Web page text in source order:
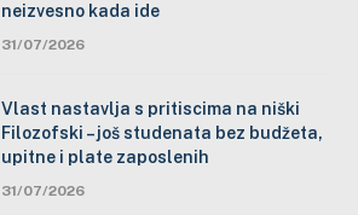
neizvesno kada ide
31/07/2026
Vlast nastavlja s pritiscima na niški
Filozofski – još studenata bez budžeta,
upitne i plate zaposlenih
31/07/2026